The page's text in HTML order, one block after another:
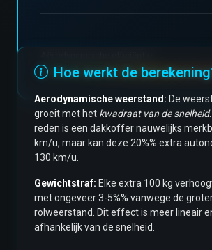
Hoe werkt de
Aerodynamische weerstand: De
groeit met het kwadraat van de snelheid
reden is een dakkoffer nauwelijks
km/u, maar kan deze 20%% extra
130 km/u.
Gewichtstraf: Elke extra 100 kg
met ongeveer 3-5%% vanwege de
rolweerstand. Dit effect is meer lineair
afhankelijk van de snelheid.